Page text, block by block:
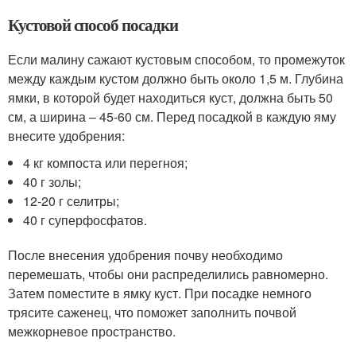
Кустовой способ посадки
Если малину сажают кустовым способом, то промежуток
между каждым кустом должно быть около 1,5 м. Глубина
ямки, в которой будет находиться куст, должна быть 50
см, а ширина – 45-60 см. Перед посадкой в каждую яму
внесите удобрения:
4 кг компоста или перегноя;
40 г золы;
12-20 г селитры;
40 г суперфосфатов.
После внесения удобрения почву необходимо
перемешать, чтобы они распределились равномерно.
Затем поместите в ямку куст. При посадке немного
трясите саженец, что поможет заполнить почвой
межкорневое пространство.